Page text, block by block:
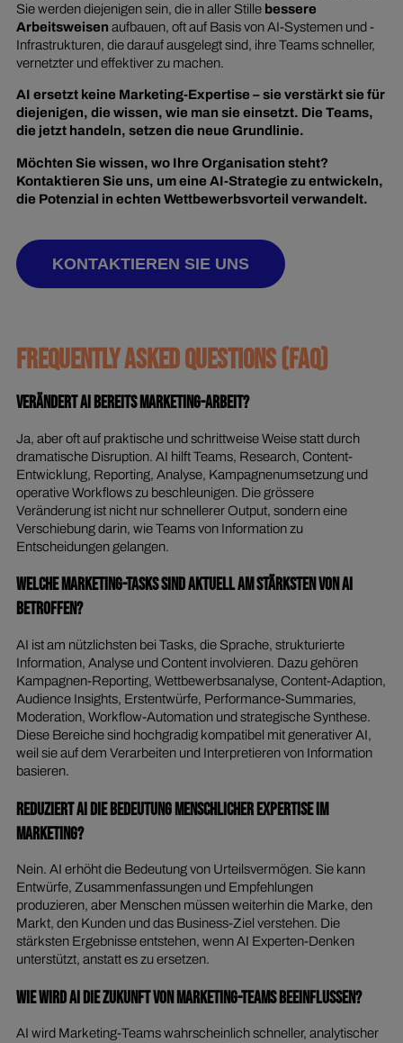
Sie werden diejenigen sein, die in aller Stille bessere
Arbeitsweisen aufbauen, oft auf Basis von AI-Systemen und -
Infrastrukturen, die darauf ausgelegt sind, ihre Teams schneller,
vernetzter und effektiver zu machen.
AI ersetzt keine Marketing-Expertise – sie verstärkt sie für
diejenigen, die wissen, wie man sie einsetzt. Die Teams,
die jetzt handeln, setzen die neue Grundlinie.
Möchten Sie wissen, wo Ihre Organisation steht?
Kontaktieren Sie uns, um eine AI-Strategie zu entwickeln,
die Potenzial in echten Wettbewerbsvorteil verwandelt.
KONTAKTIEREN SIE UNS
FREQUENTLY ASKED QUESTIONS (FAQ)
Verändert AI bereits Marketing-Arbeit?
Ja, aber oft auf praktische und schrittweise Weise statt durch
dramatische Disruption. AI hilft Teams, Research, Content-
Entwicklung, Reporting, Analyse, Kampagnenumsetzung und
operative Workflows zu beschleunigen. Die grössere
Veränderung ist nicht nur schnellerer Output, sondern eine
Verschiebung darin, wie Teams von Information zu
Entscheidungen gelangen.
Welche Marketing-Tasks sind aktuell am stärksten von AI
betroffen?
AI ist am nützlichsten bei Tasks, die Sprache, strukturierte
Information, Analyse und Content involvieren. Dazu gehören
Kampagnen-Reporting, Wettbewerbsanalyse, Content-Adaption,
Audience Insights, Erstentwürfe, Performance-Summaries,
Moderation, Workflow-Automation und strategische Synthese.
Diese Bereiche sind hochgradig kompatibel mit generativer AI,
weil sie auf dem Verarbeiten und Interpretieren von Information
basieren.
Reduziert AI die Bedeutung menschlicher Expertise im
Marketing?
Nein. AI erhöht die Bedeutung von Urteilsvermögen. Sie kann
Entwürfe, Zusammenfassungen und Empfehlungen
produzieren, aber Menschen müssen weiterhin die Marke, den
Markt, den Kunden und das Business-Ziel verstehen. Die
stärksten Ergebnisse entstehen, wenn AI Experten-Denken
unterstützt, anstatt es zu ersetzen.
Wie wird AI die Zukunft von Marketing-Teams beeinflussen?
AI wird Marketing-Teams wahrscheinlich schneller, analytischer